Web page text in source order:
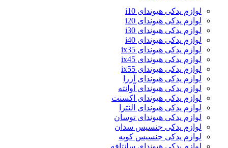
لوازم یدکی هیوندای i10
لوازم یدکی هیوندای i20
لوازم یدکی هیوندای i30
لوازم یدکی هیوندای i40
لوازم یدکی هیوندای ix35
لوازم یدکی هیوندای ix45
لوازم یدکی هیوندای ix55
لوازم یدکی هیوندای آزرا
لوازم یدکی هیوندای آوانته
لوازم یدکی هیوندای اکسنت
لوازم یدکی هیوندای النترا
لوازم یدکی هیوندای توسان
لوازم یدکی جنسیس سدان
لوازم یدکی جنسیس کوپه
لوازم یدکی هیوندای سانتافه